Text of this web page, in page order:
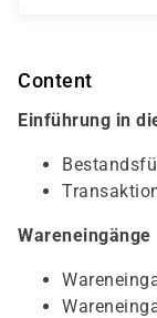
Content
Einführung in
Wareneingänge